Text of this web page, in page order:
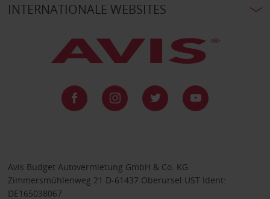
INTERNATIONALE WEBSITES
Avis Budget Autovermietung GmbH & Co. KG
Zimmersmühlenweg 21 D-61437 Oberursel UST Ident:
DE165038067